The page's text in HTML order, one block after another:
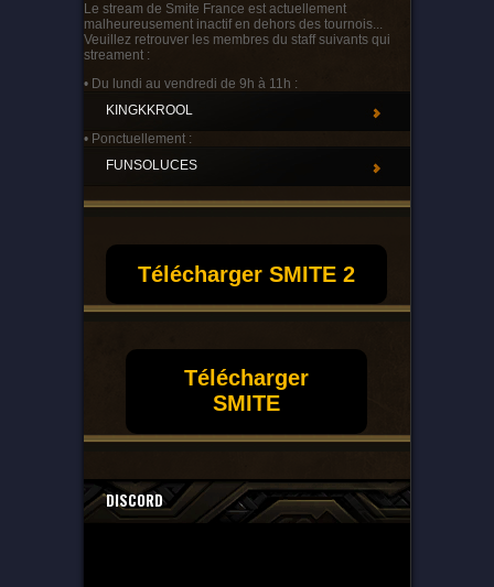
Le stream de Smite France est actuellement
malheureusement inactif en dehors des tournois...
Veuillez retrouver les membres du staff suivants qui
streament :
• Du lundi au vendredi de 9h à 11h :
KINGKKROOL
• Ponctuellement :
FUNSOLUCES
Télécharger SMITE 2
Télécharger
SMITE
DISCORD